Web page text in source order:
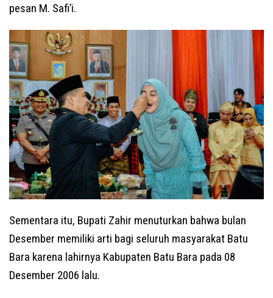
pesan M. Safi’i.
Sementara itu, Bupati Zahir menuturkan bahwa bulan
Desember memiliki arti bagi seluruh masyarakat Batu
Bara karena lahirnya Kabupaten Batu Bara pada 08
Desember 2006 lalu.